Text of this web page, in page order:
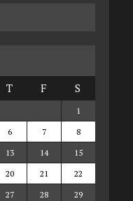
T F S
1
6 7
8
13 14
15
20 21
22
27 28
29